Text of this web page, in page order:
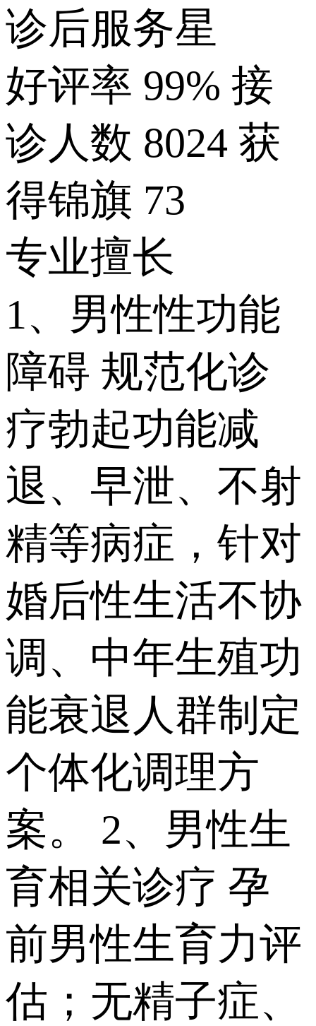
诊后服务星
好评率 99% 接
诊人数 8024 获
得锦旗 73
专业擅长
1、男性性功能
障碍 规范化诊
疗勃起功能减
退、早泄、不射
精等病症，针对
婚后性生活不协
调、中年生殖功
能衰退人群制定
个体化调理方
案。 2、男性生
育相关诊疗 孕
前男性生育力评
估；无精子症、